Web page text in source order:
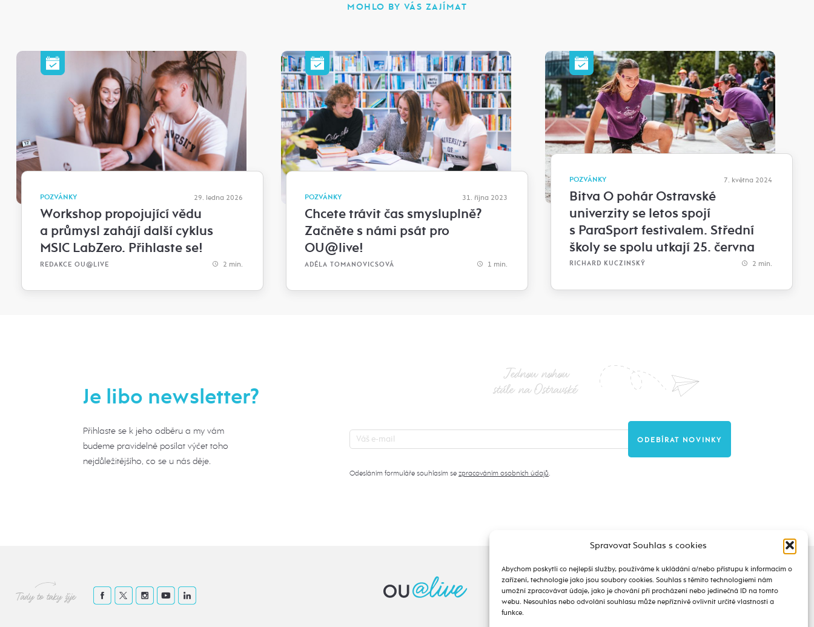
Spravovat Souhlas s cookies
Abychom poskytli co nejlepší služby, používáme k ukládání a/nebo přístupu k informacím o
zařízení, technologie jako jsou soubory cookies. Souhlas s těmito technologiemi nám
umožní zpracovávat údaje, jako je chování při procházení nebo jedinečná ID na tomto
webu. Nesouhlas nebo odvolání souhlasu může nepříznivě ovlivnit určité vlastnosti a
funkce.
MOHLO BY VÁS ZAJÍMAT
POZVÁNKY 29. ledna 2026
Workshop propojující vědu
a průmysl zahájí další cyklus
MSIC LabZero. Přihlaste se!
REDAKCE OU@LIVE 2 min.
POZVÁNKY 31. října 2023
Chcete trávit čas smysluplně?
Začněte s námi psát pro
OU@live!
ADÉLA TOMANOVICSOVÁ 1 min.
POZVÁNKY 7. května 2024
Bitva O pohár Ostravské
univerzity se letos spojí
s ParaSport festivalem. Střední
školy se spolu utkají 25. června
RICHARD KUCZINSKÝ 2 min.
Je libo newsletter?
Přihlaste se k jeho odběru a my vám
budeme pravidelně posílat výčet toho
nejdůležitějšího, co se u nás děje.
Jednou nohou
stále na Ostravské
Odesláním formuláře souhlasím se zpracováním osobních údajů.
Tady to taky žije